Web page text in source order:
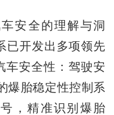
安全的理解与洞
已开发出多项领先
车安全性：驾驶安
爆胎稳定性控制系
，精准识别爆胎